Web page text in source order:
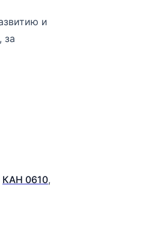
и
за
КАН 0610,